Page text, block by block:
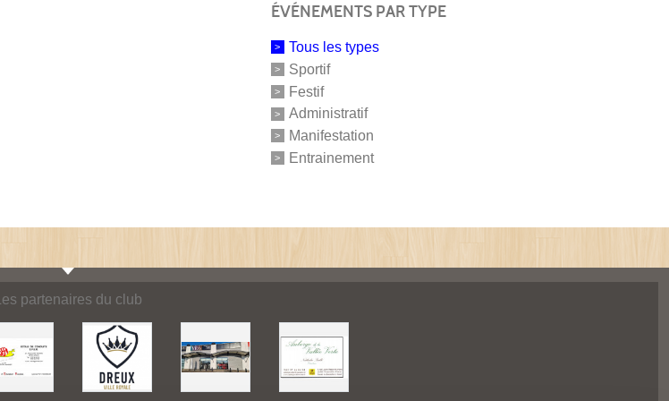
ÉVÉNEMENTS PAR TYPE
Tous les types
Sportif
Festif
Administratif
Manifestation
Entrainement
Les partenaires du club